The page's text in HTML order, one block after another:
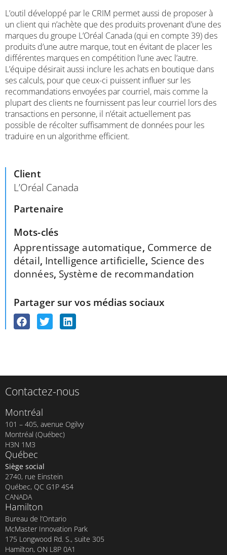
L’outil développé par le CRIM permet aussi de proposer à
un client qui n’achète que des produits provenant d’une des
marques du groupe L’Oréal Canada (qui en compte 39) des
produits d’une autre marque, tout en évitant de placer les
différentes marques en compétition l’une avec l’autre.
L’équipe désirait aussi inclure les achats en boutique dans
ses calculs, pour que ceux-ci puissent influer sur les
recommandations envoyées par courriel, mais comme la
plupart des clients ne fournissent pas leur courriel lors des
transactions en personne, il n’était actuellement pas
possible de récolter suffisamment de données pour les
traduire en un algorithme efficient.
Client
L’Oréal Canada
Partenaire
Mots-clés
Apprentissage automatique, Commerce de
détail, Intelligence artificielle, Science des
données, Système de recommandation
Partager sur vos médias sociaux
Contactez-nous
Montréal
101 – 405, avenue Ogilvy
Montréal (Québec)
H3N 1M3
Québec
Siège social
2740, rue Einstein
Québec, QC G1P 4S4
CANADA
Hamilton
Bureau de l’Ontario
McMaster Innovation Park
175 Longwood Rd. S., suite 305
Hamilton, ON L8P 0A1